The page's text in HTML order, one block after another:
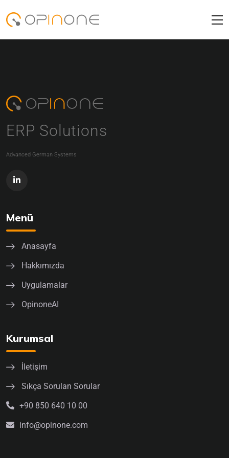
ERP Solutions
Advanced German Systems
Menü
Anasayfa
Hakkımızda
Uygulamalar
OpinoneAI
Kurumsal
İletişim
Sıkça Sorulan Sorular
+90 850 640 10 00
info@opinone.com